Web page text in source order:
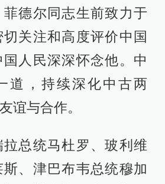
德尔同志生前致力于
关注和高度评价中国
人民深深怀念他。中
道，持续深化中古两
谊与合作。
总统马杜罗、玻利维
、津巴布韦总统穆加